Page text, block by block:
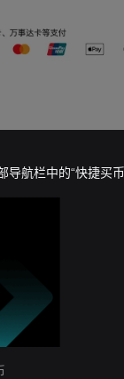
导航栏中的“快捷买